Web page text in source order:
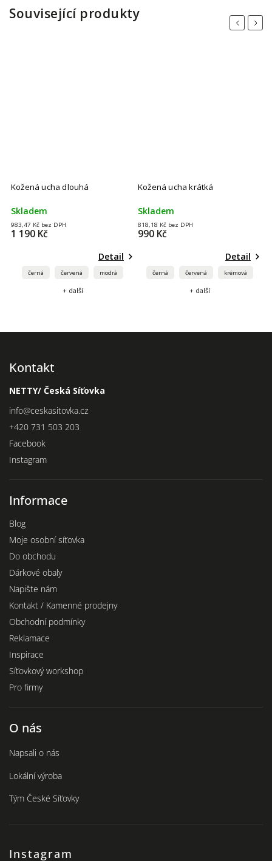
Související produkty
Previous
Kožená ucha dlouhá
Skladem
983,47 Kč bez DPH
1 190 Kč
Detail
černá červená modrá
+ další
Kožená ucha krátká
Skladem
818,18 Kč bez DPH
990 Kč
Detail
černá červená krémová
+ další
Next
Kontakt
NETTY/ Česká Síťovka
info@ceskasitovka.cz
+420 731 503 203
Facebook
Instagram
Informace
Blog
Moje osobní síťovka
Do obchodu
Dárkové obaly
Napište nám
Kontakt / Kamenné prodejny
Obchodní podmínky
Reklamace
Inspirace
Síťovkový workshop
Pro firmy
O nás
Napsali o nás
Lokální výroba
Tým České Síťovky
Instagram